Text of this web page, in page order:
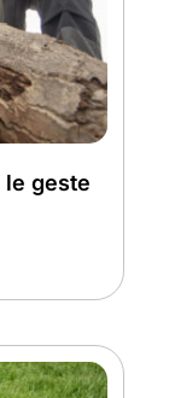
le geste